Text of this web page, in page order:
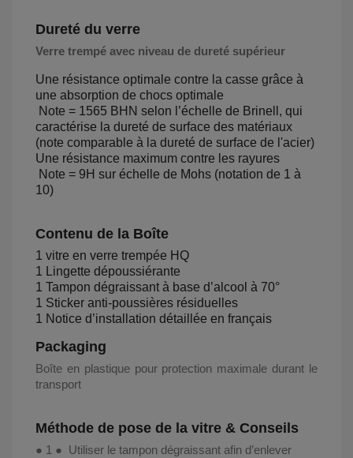
Dureté du verre
Verre trempé avec niveau de dureté supérieur
Une résistance optimale contre la casse grâce à
une absorption de chocs optimale
Note = 1565 BHN selon l’échelle de Brinell, qui
caractérise la dureté de surface des matériaux
(note comparable à la dureté de surface de l'acier)
Une résistance maximum contre les rayures
Note = 9H sur échelle de Mohs (notation de 1 à
10)
Contenu de la Boîte
1 vitre en verre trempée HQ
1 Lingette dépoussiérante
1 Tampon dégraissant à base d’alcool à 70°
1 Sticker anti-poussières résiduelles
1 Notice d’installation détaillée en français
Packaging
Boîte en plastique pour protection maximale durant le
transport
Méthode de pose de la vitre & Conseils
● 1 ● Utiliser le tampon dégraissant afin d’enlever